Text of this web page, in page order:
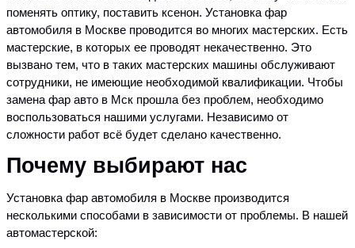
поменять оптику, поставить ксенон. Установка фар
автомобиля в Москве проводится во многих мастерских. Есть
мастерские, в которых ее проводят некачественно. Это
вызвано тем, что в таких мастерских машины обслуживают
сотрудники, не имеющие необходимой квалификации. Чтобы
замена фар авто в Мск прошла без проблем, необходимо
воспользоваться нашими услугами. Независимо от
сложности работ всё будет сделано качественно.
Почему выбирают нас
Установка фар автомобиля в Москве производится
несколькими способами в зависимости от проблемы. В нашей
автомастерской: